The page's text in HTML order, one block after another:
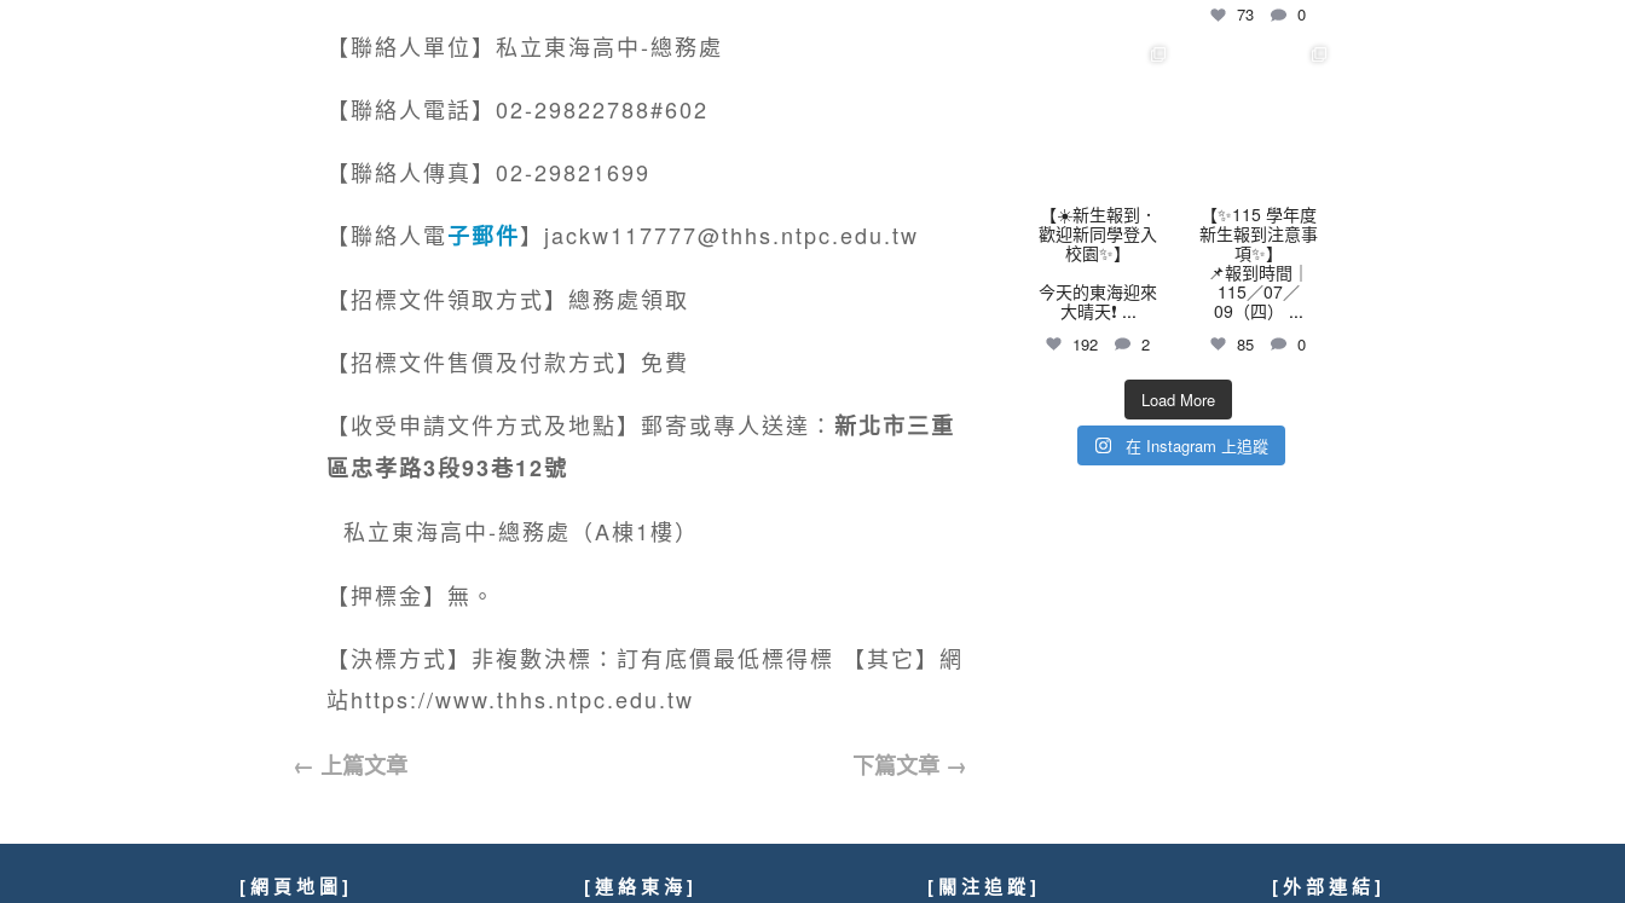
【聯絡人單位】私立東海高中-總務處
【聯絡人電話】02-29822788#602
【聯絡人傳真】02-29821699
【聯絡人電子郵件】jackw117777@thhs.ntpc.edu.tw
【招標文件領取方式】總務處領取
【招標文件售價及付款方式】免費
【收受申請文件方式及地點】郵寄或專人送達： 新北市三重
區忠孝路3段93巷12號
私立東海高中-總務處（A棟1樓）
【押標金】無。
【決標方式】非複數決標：訂有底價最低標得標 【其它】網
站https://www.thhs.ntpc.edu.tw
← 上篇文章 下篇文章→
73 0
【☀️新生報到．
歡迎新同學登入
校園✨】
今天的東海迎來
大晴天❗ ...
192 2
【✨115 學年度
新生報到注意事
項✨】
📌報到時間｜
115／07／
09（四）
...
85 0
Load More
在 Instagram 上追蹤
[ 網 頁 地 圖 ] [ 連 絡 東 海 ] [ 關 注 追 蹤 ] [ 外 部 連 結 ]